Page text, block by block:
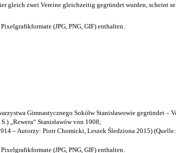
gleich zwei Vereine gleichzeitig gegründet wurden, scheint
(JPG, PNG, GIF) enthalten.
Gimnastycznego Sokółw Stanisławowie gegründet –
„Rewera“ Stanisławów von 1908;
– Autorzy: Piotr Chomicki, Leszek Śledziona 2015) (Quelle:
(JPG, PNG, GIF) enthalten.